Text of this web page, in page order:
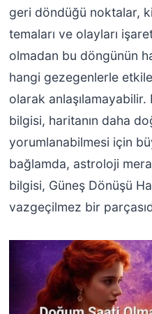
geri döndüğü noktalar,
temaları ve olayları
olmadan bu döngünün
hangi gezegenlerle
olarak
bilgisi, haritanın daha
yorumlanabilmesi için
bağlamda, astroloji
bilgisi, Güneş Dönüşü
vazgeçilmez bir